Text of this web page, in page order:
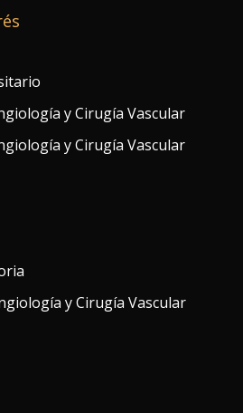
y Cirugía Vascular
y Cirugía Vascular
y Cirugía Vascular